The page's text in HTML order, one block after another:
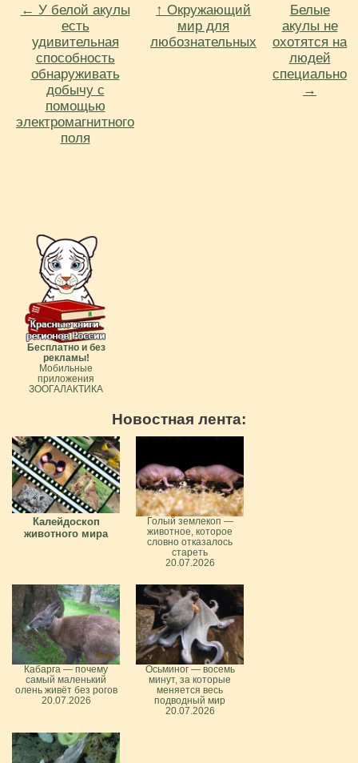
← У белой акулы
есть
удивительная
способность
обнаруживать
добычу с
помощью
электромагнитного
поля
↑ Окружающий
мир для
любознательных
Белые
акулы не
охотятся на
людей
специально
→
Бесплатно и без
рекламы!
Мобильные
приложения
ЗООГАЛАКТИКА
Новостная лента:
Калейдоскоп
животного мира
Голый землекоп —
животное, которое
словно отказалось
стареть
20.07.2026
Кабарга — почему
самый маленький
олень живёт без рогов
20.07.2026
Осьминог — восемь
минут, за которые
меняется весь
подводный мир
20.07.2026